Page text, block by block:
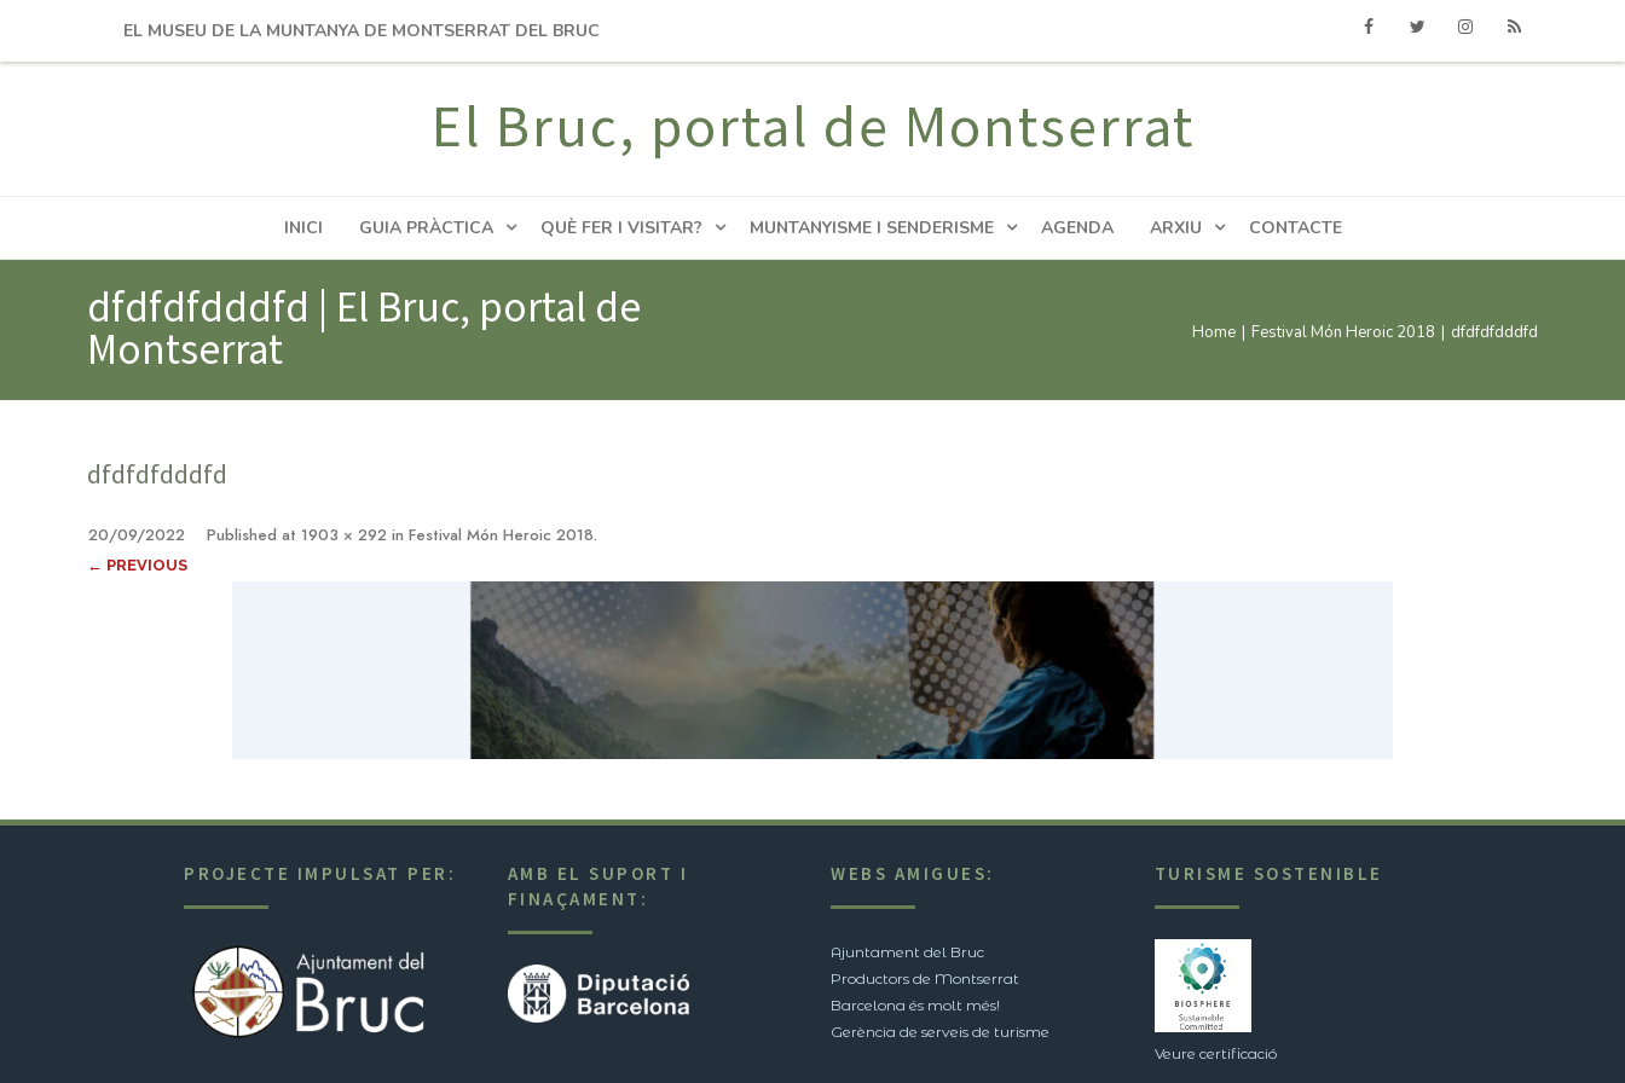
EL MUSEU DE LA MUNTANYA DE MONTSERRAT DEL BRUC
El Bruc, portal de Montserrat
INICI GUIA PRÀCTICA QUÈ FER I VISITAR? MUNTANYISME I SENDERISME AGENDA ARXIU CONTACTE
dfdfdfdddfd | El Bruc, portal de
Montserrat Home | Festival Món Heroic 2018 | dfdfdfdddfd
dfdfdfdddfd
Published
20/09/2022 at 1903 × 292 in Festival Món Heroic 2018.
← PREVIOUS
PROJECTE IMPULSAT PER:
AMB EL SUPORT I
FINAÇAMENT:
WEBS AMIGUES:
Ajuntament del Bruc
Productors de Montserrat
Barcelona és molt més!
Gerència de serveis de turisme
TURISME SOSTENIBLE
Veure certificació